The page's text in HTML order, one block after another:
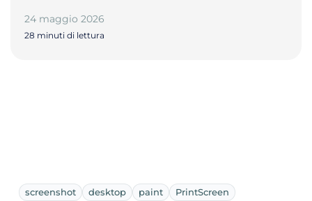
24 maggio 2026
28 minuti di lettura
screenshot desktop paint PrintScreen